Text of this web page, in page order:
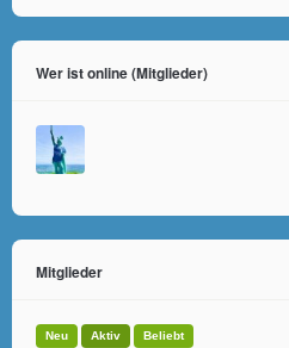
Wer ist online (Mitglieder)
Mitglieder
Neu Aktiv Beliebt